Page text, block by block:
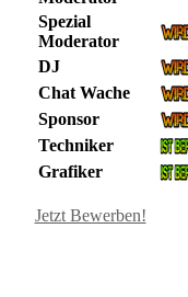
Spezial
Moderator
DJ
Chat Wache
Sponsor
Techniker
Grafiker
Jetzt Bewerben!